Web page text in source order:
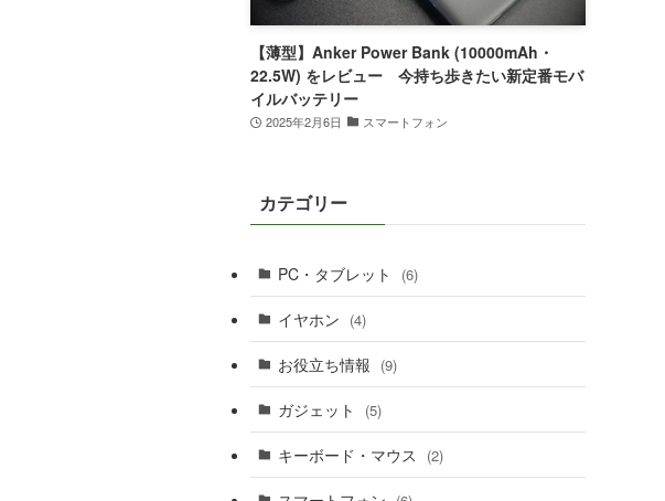
【薄型】Anker Power Bank (10000mAh・
22.5W) をレビュー 今持ち歩きたい新定番モバ
イルバッテリー
2025年2月6日 スマートフォン
カテゴリー
PC・タブレット (6)
イヤホン (4)
お役立ち情報 (9)
ガジェット (5)
キーボード・マウス (2)